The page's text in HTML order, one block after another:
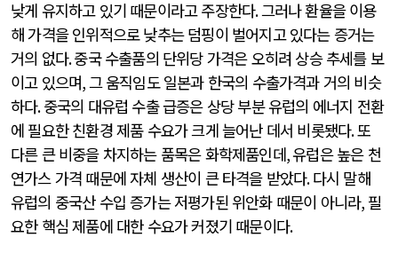
낮게 유지하고 있기 때문이라고 주장한다.그러나 환율을 이용
해 가격을 인위적으로 낮추는 덤핑이 벌어지고 있다는 증거는
거의 없다.중국 수출품의 단위당 가격은 오히려 상승 추세를 보
이고 있으며,그 움직임도 일본과 한국의 수출가격과 거의 비슷
하다.중국의 대유럽 수출 급증은 상당 부분 유럽의 에너지 전환
에 필요한 친환경 제품 수요가 크게 늘어난 데서 비롯됐다.또
다른 큰 비중을 차지하는 품목은 화학제품인데,유럽은 높은 천
연가스 가격 때문에 자체 생산이 큰 타격을 받았다.다시 말해
유럽의 중국산 수입 증가는 저평가된 위안화 때문이 아니라, 필
요한 핵심 제품에 대한 수요가 커졌기 때문이다.